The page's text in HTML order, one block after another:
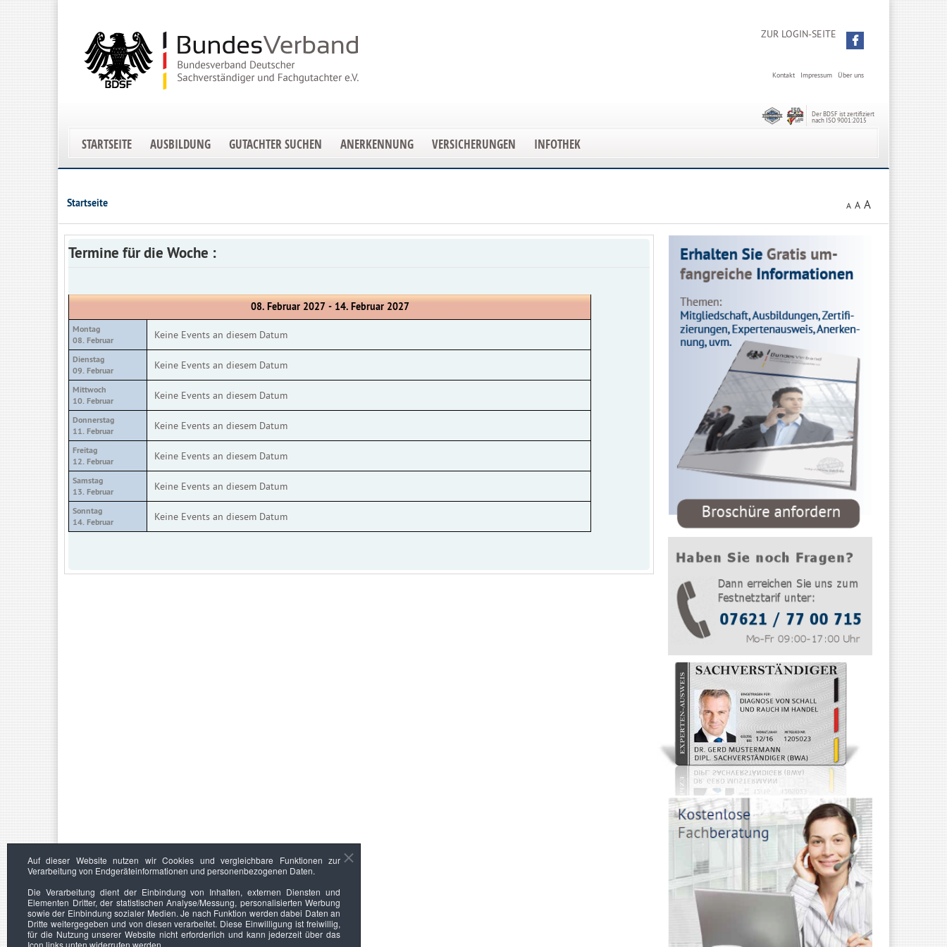
ZUR LOGIN-SEITE
Über uns
Impressum
Kontakt
Der BDSF ist zertifiziert
nach ISO 9001:2015
STARTSEITE AUSBILDUNG GUTACHTER SUCHEN ANERKENNUNG VERSICHERUNGEN INFOTHEK
Startseite A A A
Termine für die Woche :
08. Februar 2027 - 14. Februar 2027
Montag
08. Februar
Keine Events an diesem Datum
Dienstag
09. Februar
Keine Events an diesem Datum
Mittwoch
10. Februar
Keine Events an diesem Datum
Donnerstag
11. Februar
Keine Events an diesem Datum
Freitag
12. Februar
Keine Events an diesem Datum
Samstag
13. Februar
Keine Events an diesem Datum
Sonntag
14. Februar
Keine Events an diesem Datum
Auf dieser Website nutzen wir Cookies und vergleichbare Funktionen zur
Verarbeitung von Endgeräteinformationen und personenbezogenen Daten.
Die Verarbeitung dient der Einbindung von Inhalten, externen Diensten und
Elementen Dritter, der statistischen Analyse/Messung, personalisierten Werbung
sowie der Einbindung sozialer Medien. Je nach Funktion werden dabei Daten an
Dritte weitergegeben und von diesen verarbeitet. Diese Einwilligung ist freiwillig,
für die Nutzung unserer Website nicht erforderlich und kann jederzeit über das
Icon links unten widerrufen werden.